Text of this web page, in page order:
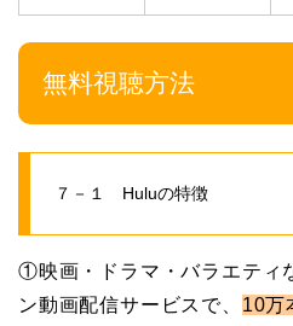
無料視聴方法
７－１ Huluの特徴
①映画・ドラマ・バラエティ
ン動画配信サービスで、 10万